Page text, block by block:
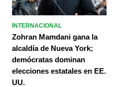
INTERNACIONAL
Zohran Mamdani gana la
alcaldía de Nueva York;
demócratas dominan
elecciones estatales en EE.
UU.